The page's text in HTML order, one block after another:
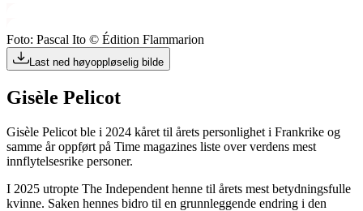
Foto: Pascal Ito © Édition Flammarion
Last ned høyoppløselig bilde
Gisèle Pelicot
Gisèle Pelicot ble i 2024 kåret til årets personlighet i Frankrike og
samme år oppført på Time magazines liste over verdens mest
innflytelsesrike personer.
I 2025 utropte The Independent henne til årets mest betydningsfulle
kvinne. Saken hennes bidro til en grunnleggende endring i den